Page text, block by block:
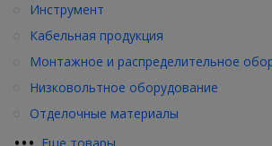
Инструмент
Кабельная продукция
Монтажное и распределительное
Низковольтное оборудование
Отделочные материалы